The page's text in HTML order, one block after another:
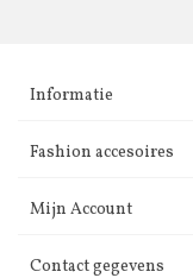
Informatie
Fashion accesoires
Mijn Account
Contact gegevens